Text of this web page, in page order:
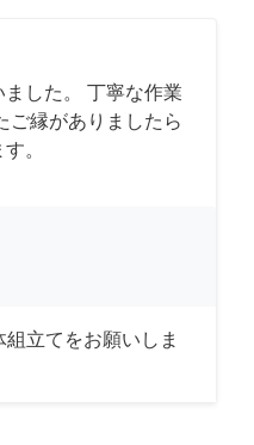
した。 丁寧な作業
ご縁がありましたら
。
立てをお願いしま